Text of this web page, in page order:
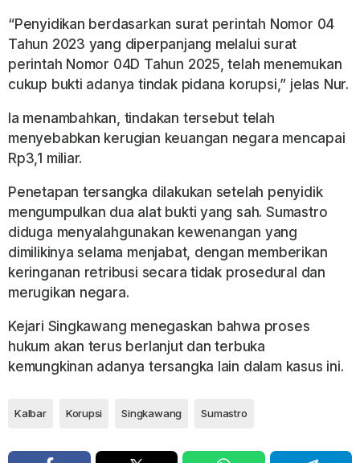
“Penyidikan berdasarkan surat perintah Nomor 04
Tahun 2023 yang diperpanjang melalui surat
perintah Nomor 04D Tahun 2025, telah menemukan
cukup bukti adanya tindak pidana korupsi,” jelas Nur.
Ia menambahkan, tindakan tersebut telah
menyebabkan kerugian keuangan negara mencapai
Rp3,1 miliar.
Penetapan tersangka dilakukan setelah penyidik
mengumpulkan dua alat bukti yang sah. Sumastro
diduga menyalahgunakan kewenangan yang
dimilikinya selama menjabat, dengan memberikan
keringanan retribusi secara tidak prosedural dan
merugikan negara.
Kejari Singkawang menegaskan bahwa proses
hukum akan terus berlanjut dan terbuka
kemungkinan adanya tersangka lain dalam kasus ini.
Kalbar Korupsi Singkawang Sumastro